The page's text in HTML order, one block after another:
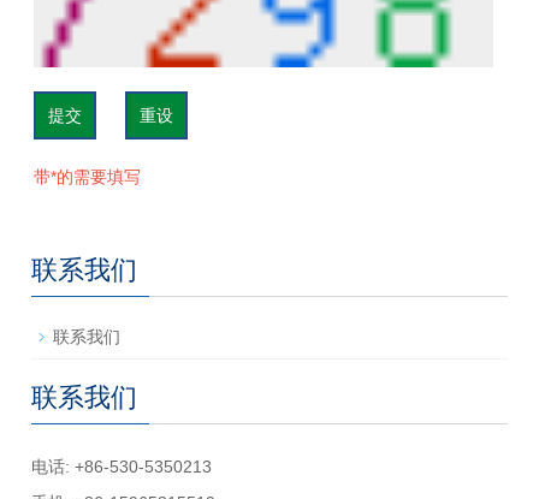
提交 重设
带*的需要填写
联系我们
联系我们
联系我们
电话: +86-530-5350213